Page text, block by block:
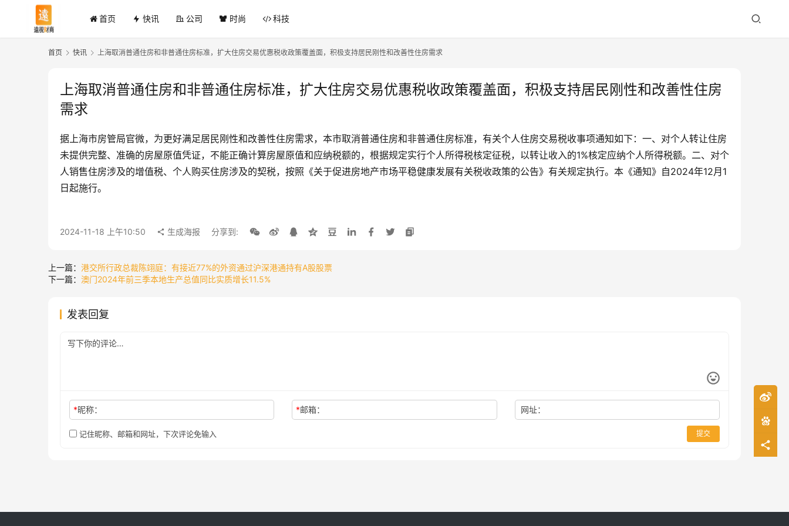
首页 快讯 公司 时尚 科技
首页 快讯 上海取消普通住房和非普通住房标准，扩大住房交易优惠税收政策覆盖面，积极支持居民刚性和改善性住房需求
上海取消普通住房和非普通住房标准，扩大住房交易优惠税收政策覆盖面，积极支持居民刚性和改善性住房
需求
据上海市房管局官微，为更好满足居民刚性和改善性住房需求，本市取消普通住房和非普通住房标准，有关个人住房交易税收事项通知如下：一、对个人转让住房
未提供完整、准确的房屋原值凭证，不能正确计算房屋原值和应纳税额的，根据规定实行个人所得税核定征税，以转让收入的1%核定应纳个人所得税额。二、对个
人销售住房涉及的增值税、个人购买住房涉及的契税，按照《关于促进房地产市场平稳健康发展有关税收政策的公告》有关规定执行。本《通知》自2024年12月1
日起施行。
2024-11-18 上午10:50 生成海报 分享到:
上一篇： 港交所行政总裁陈翊庭：有接近77%的外资通过沪深港通持有A股股票
下一篇： 澳门2024年前三季本地生产总值同比实质增长11.5%
发表回复
*昵称： *邮箱： 网址：
记住昵称、邮箱和网址，下次评论免输入 提交